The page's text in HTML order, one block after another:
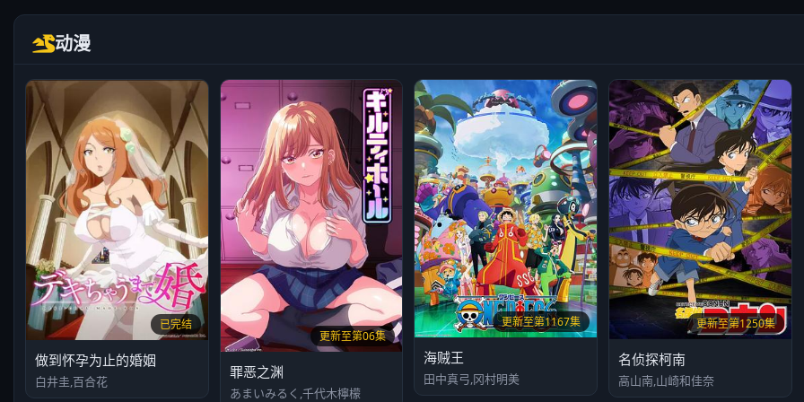
动漫
已完结
做到怀孕为止的婚姻
白井圭,百合花
更新至第06集
罪恶之渊
あまいみるく,千代木檸檬
更新至第1167集
海贼王
田中真弓,冈村明美
更新至第1250集
名侦探柯南
高山南,山崎和佳奈